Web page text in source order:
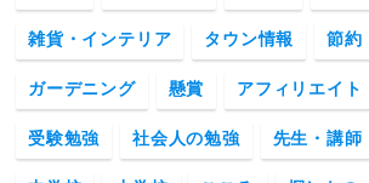
雑貨・インテリア タウン情報 節約
ガーデニング 懸賞 アフィリエイト
受験勉強 社会人の勉強 先生・講師